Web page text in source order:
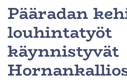
Pääradan
louhintatyöt
käynnistyvät